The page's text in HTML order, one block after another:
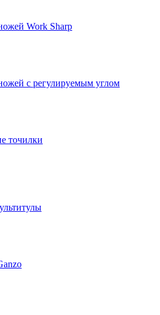
Work Sharp
с регулируемым углом
точилки